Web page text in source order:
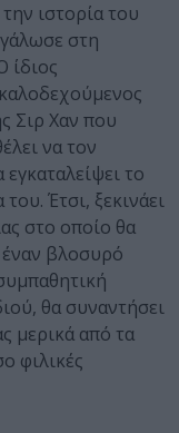
ιστορία του
στη
ίδιος
Σιρ Χαν που
να τον
το
Έτσι, ξεκινάει
στο οποίο θα
βλοσυρό
θα συναντήσει
μερικά από τα
φιλικές